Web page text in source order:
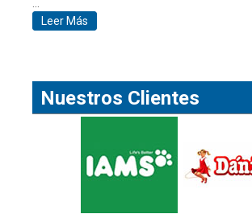
Leer Más
Nuestros Clientes